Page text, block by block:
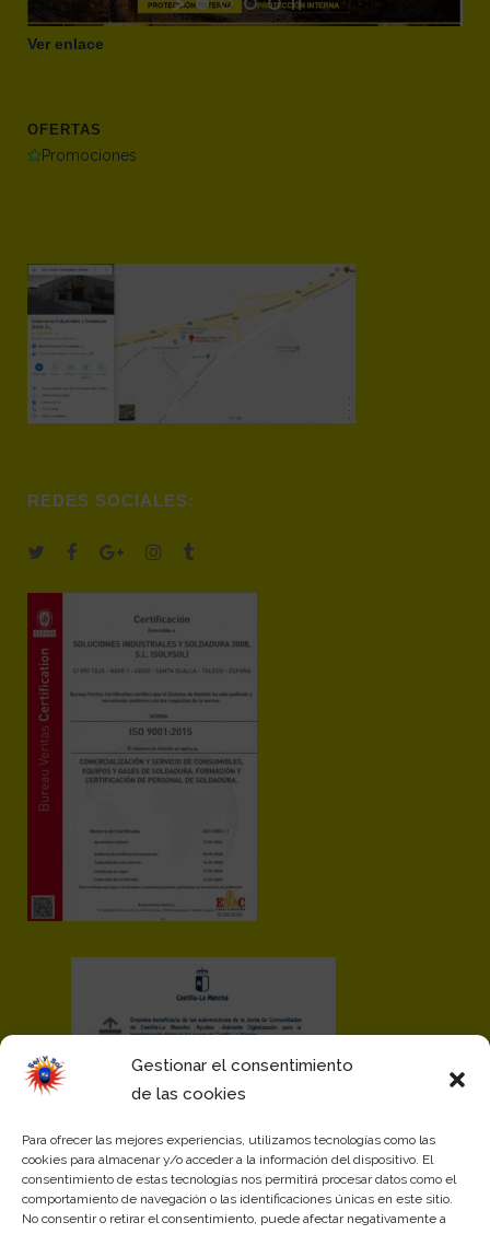
Gestionar el consentimiento
de las cookies
Para ofrecer las mejores experiencias, utilizamos tecnologías como las
cookies para almacenar y/o acceder a la información del dispositivo. El
consentimiento de estas tecnologías nos permitirá procesar datos como el
comportamiento de navegación o las identificaciones únicas en este sitio.
No consentir o retirar el consentimiento, puede afectar negativamente a
Ver enlace
OFERTAS
Promociones
REDES SOCIALES: